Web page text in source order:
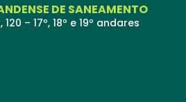
DE SANEAMENTO
– 17º, 18º e 19º andares